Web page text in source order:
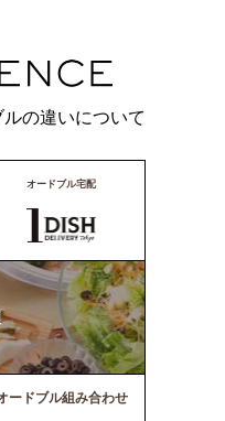
の違いについて
オードブル宅配
ードブル組み合わせ